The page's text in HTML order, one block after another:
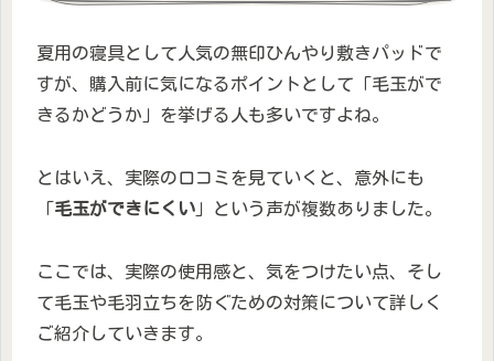
夏用の寝具として人気の無印ひんやり敷きパッドで
すが、購入前に気になるポイントとして「毛玉がで
きるかどうか」を挙げる人も多いですよね。
とはいえ、実際の口コミを見ていくと、意外にも
「毛玉ができにくい 」という声が複数ありました。
ここでは、実際の使用感と、気をつけたい点、そし
て毛玉や毛羽立ちを防ぐための対策について詳しく
ご紹介していきます。